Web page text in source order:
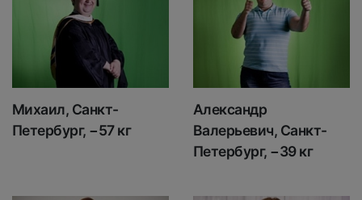
Михаил, Санкт-
Петербург, −57 кг
Александр
Валерьевич, Санкт-
Петербург, −39 кг